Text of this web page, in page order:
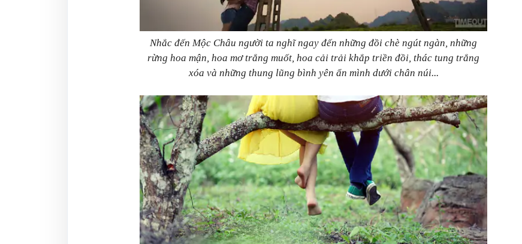
Nhắc đến Mộc Châu người ta nghĩ ngay đến những đồi chè ngút ngàn, những
rừng hoa mận, hoa mơ trắng muốt, hoa cải trải khắp triền đồi, thác tung trắng
xóa và những thung lũng bình yên ẩn mình dưới chân núi...